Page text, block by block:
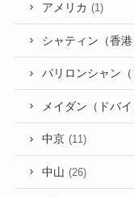
アメリカ (1)
シャティン（香港
パリロンシャン（
メイダン（ドバイ
中京 (11)
中山 (26)